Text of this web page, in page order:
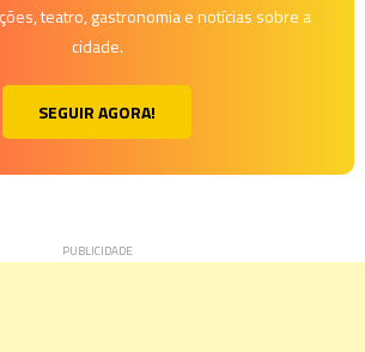
teatro, gastronomia e notícias sobre a
cidade.
SEGUIR AGORA!